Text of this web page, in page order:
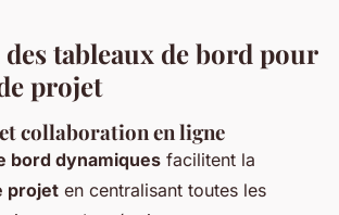
tableaux de bord pour
projet
collaboration en ligne
bord dynamiques facilitent la
projet en centralisant toutes les